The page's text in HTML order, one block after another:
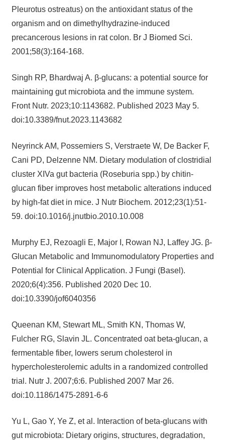
Pleurotus ostreatus) on the antioxidant status of the
organism and on dimethylhydrazine-induced
precancerous lesions in rat colon. Br J Biomed Sci.
2001;58(3):164-168.
Singh RP, Bhardwaj A. β-glucans: a potential source for
maintaining gut microbiota and the immune system.
Front Nutr. 2023;10:1143682. Published 2023 May 5.
doi:10.3389/fnut.2023.1143682
Neyrinck AM, Possemiers S, Verstraete W, De Backer F,
Cani PD, Delzenne NM. Dietary modulation of clostridial
cluster XIVa gut bacteria (Roseburia spp.) by chitin-
glucan fiber improves host metabolic alterations induced
by high-fat diet in mice. J Nutr Biochem. 2012;23(1):51-
59. doi:10.1016/j.jnutbio.2010.10.008
Murphy EJ, Rezoagli E, Major I, Rowan NJ, Laffey JG. β-
Glucan Metabolic and Immunomodulatory Properties and
Potential for Clinical Application. J Fungi (Basel).
2020;6(4):356. Published 2020 Dec 10.
doi:10.3390/jof6040356
Queenan KM, Stewart ML, Smith KN, Thomas W,
Fulcher RG, Slavin JL. Concentrated oat beta-glucan, a
fermentable fiber, lowers serum cholesterol in
hypercholesterolemic adults in a randomized controlled
trial. Nutr J. 2007;6:6. Published 2007 Mar 26.
doi:10.1186/1475-2891-6-6
Yu L, Gao Y, Ye Z, et al. Interaction of beta-glucans with
gut microbiota: Dietary origins, structures, degradation,